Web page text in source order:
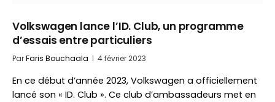
Volkswagen lance l’ID. Club, un programme
d’essais entre particuliers
ParFaris Bouchaala 4 février 2023
En ce début d’année 2023, Volkswagen a officiellement
lancé son « ID. Club ». Ce club d’ambassadeurs met en